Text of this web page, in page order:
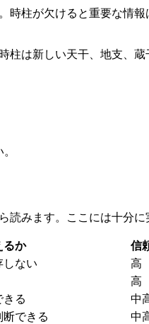
時柱が欠けると重要な情
柱は新しい天干、地支、
みます。ここには十分に
るか
信
しない
高
高
きる
中
できる
中